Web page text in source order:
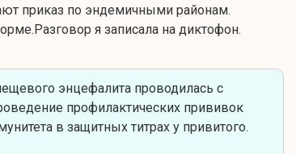
приказ по эндемичными районам.
я записала на диктофон.
энцефалита проводилась с
профилактических прививок
в защитных титрах у привитого.